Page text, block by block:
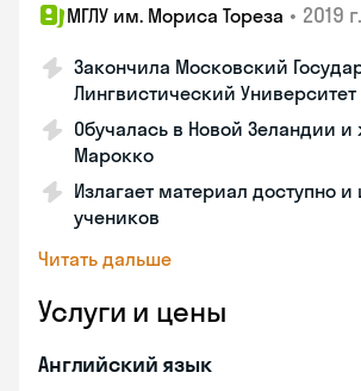
МГЛУ им. Мориса Тореза • 2019 г.
Закончила Московский
Лингвистический Университет
Обучалась в Новой Зеландии и
Марокко
Излагает материал доступно
учеников
Читать дальше
Услуги и цены
Английский язык